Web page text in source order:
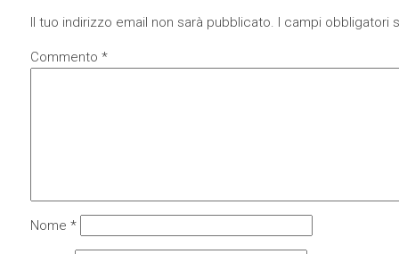
Il tuo indirizzo email non sarà pubblicato. I campi obbligatori
Commento *
Nome *